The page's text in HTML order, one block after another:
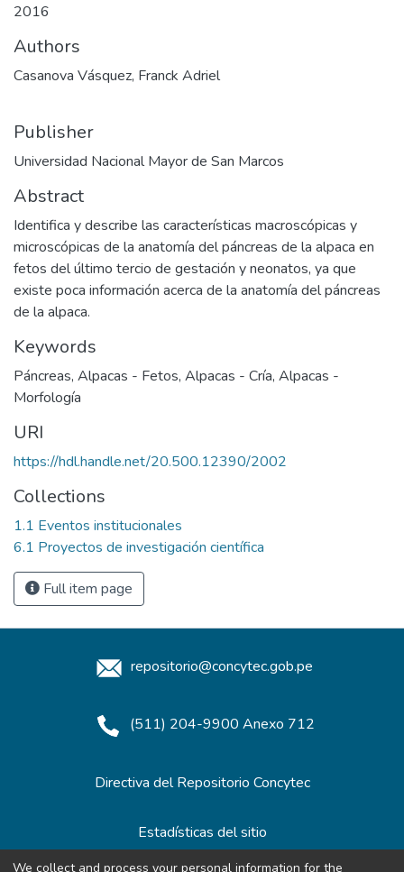
2016
Authors
Casanova Vásquez, Franck Adriel
Publisher
Universidad Nacional Mayor de San Marcos
Abstract
Identifica y describe las características macroscópicas y
microscópicas de la anatomía del páncreas de la alpaca en
fetos del último tercio de gestación y neonatos, ya que
existe poca información acerca de la anatomía del páncreas
de la alpaca.
Keywords
Páncreas, Alpacas - Fetos, Alpacas - Cría, Alpacas -
Morfología
URI
https://hdl.handle.net/20.500.12390/2002
Collections
1.1 Eventos institucionales
6.1 Proyectos de investigación científica
Full item page
repositorio@concytec.gob.pe
(511) 204-9900 Anexo 712
Directiva del Repositorio Concytec
Estadísticas del sitio
We collect and process your personal information for the